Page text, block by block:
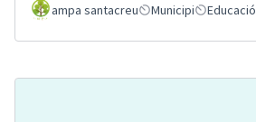
ampa santacreu Municipi Educació